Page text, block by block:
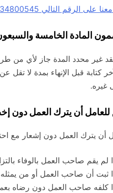
0534800545 لأي استفسار أو توكيل محامي عبر الاتصال او الواتسآب بالضغط هنا
المادة الخامسة
غير محدد المدة جاز لأي من
كتابة قبل الإنهاء بمدة لا
غيره.
أن يترك العمل دون
أن يترك العمل دون إشعار مع
لم يقم صاحب العمل بالوفاء
ثبت أن صاحب العمل أو من
كلفه صاحب العمل دون رضاه